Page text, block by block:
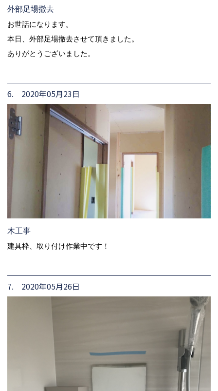
外部足場撤去
お世話になります。
本日、外部足場撤去させて頂きました。
ありがとうございました。
6. 2020年05月23日
木工事
建具枠、取り付け作業中です！
7. 2020年05月26日